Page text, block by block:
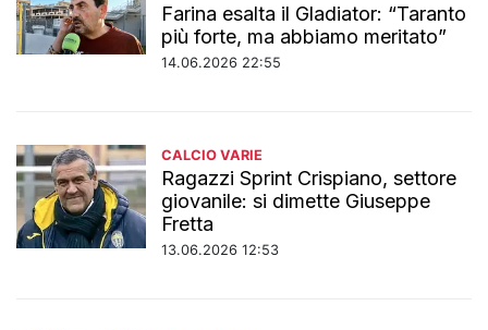
Farina esalta il Gladiator: “Taranto
più forte, ma abbiamo meritato”
14.06.2026 22:55
CALCIO VARIE
Ragazzi Sprint Crispiano, settore
giovanile: si dimette Giuseppe
Fretta
13.06.2026 12:53